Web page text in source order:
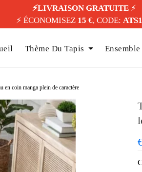
⚡️LIVRAISON GRATUITE⚡️
⚡️ ÉCONOMISEZ 15 €, CODE:
Thème Du Tapis
en coin manga plein de caractère